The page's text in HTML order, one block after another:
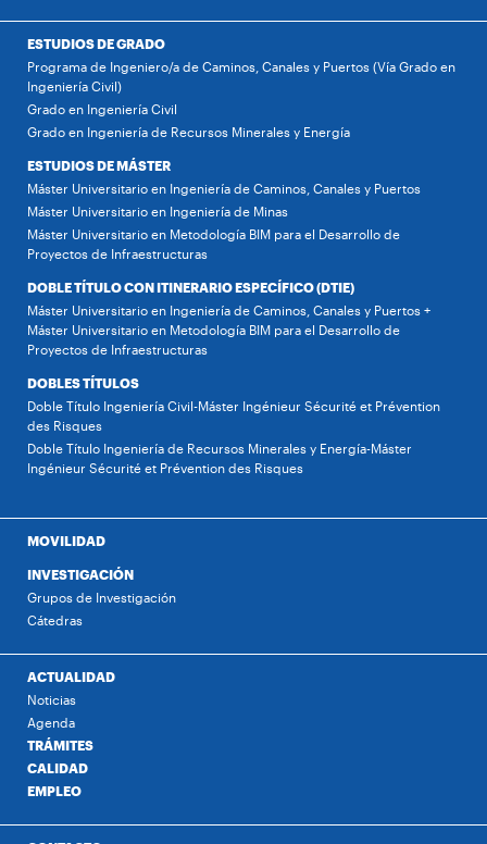
ESTUDIOS DE GRADO
Programa de Ingeniero/a de Caminos, Canales y Puertos (Vía Grado en
Ingeniería Civil)
Grado en Ingeniería Civil
Grado en Ingeniería de Recursos Minerales y Energía
ESTUDIOS DE MÁSTER
Máster Universitario en Ingeniería de Caminos, Canales y Puertos
Máster Universitario en Ingeniería de Minas
Máster Universitario en Metodología BIM para el Desarrollo de
Proyectos de Infraestructuras
DOBLE TÍTULO CON ITINERARIO ESPECÍFICO (DTIE)
Máster Universitario en Ingeniería de Caminos, Canales y Puertos +
Máster Universitario en Metodología BIM para el Desarrollo de
Proyectos de Infraestructuras
DOBLES TÍTULOS
Doble Título Ingeniería Civil-Máster Ingénieur Sécurité et Prévention
des Risques
Doble Título Ingeniería de Recursos Minerales y Energía-Máster
Ingénieur Sécurité et Prévention des Risques
MOVILIDAD
INVESTIGACIÓN
Grupos de Investigación
Cátedras
ACTUALIDAD
Noticias
Agenda
TRÁMITES
CALIDAD
EMPLEO